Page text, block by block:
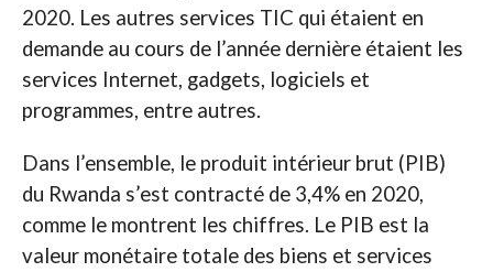
2020. Les autres services TIC qui étaient en
demande au cours de l’année dernière étaient les
services Internet, gadgets, logiciels et
programmes, entre autres.
Dans l’ensemble, le produit intérieur brut (PIB)
du Rwanda s’est contracté de 3,4% en 2020,
comme le montrent les chiffres. Le PIB est la
valeur monétaire totale des biens et services